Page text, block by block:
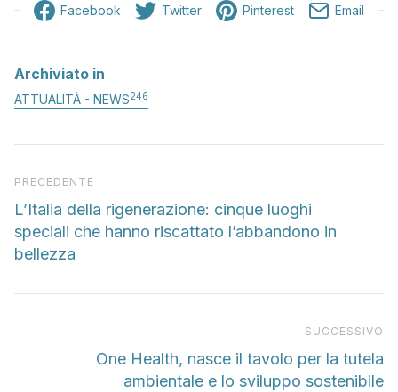
Facebook Twitter Pinterest Email
Archiviato in
ATTUALITÀ - NEWS246
Articolo precedente
PRECEDENTE
L’Italia della rigenerazione: cinque luoghi
speciali che hanno riscattato l’abbandono in
bellezza
SUCCESSIVO
One Health, nasce il tavolo per la tutela
ambientale e lo sviluppo sostenibile